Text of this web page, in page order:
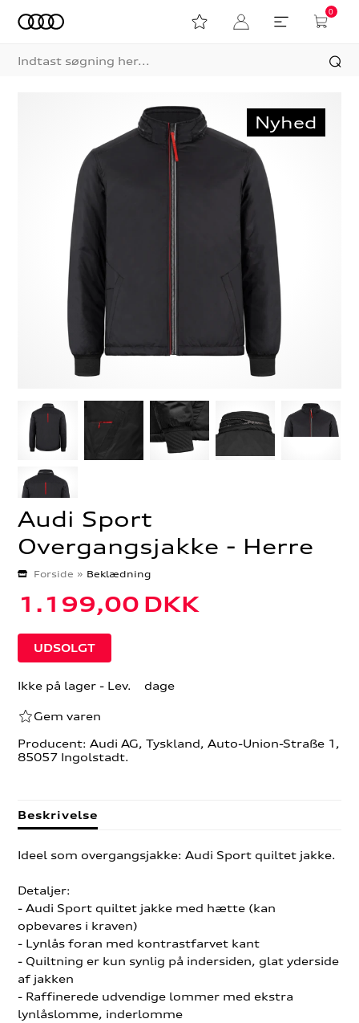
0
Nyhed
Audi Sport
Overgangsjakke - Herre
Forside » Beklædning
1.199,00 DKK
Ikke på lager- Lev. dage
Gem varen
Producent: Audi AG, Tyskland, Auto-Union-Straße 1,
85057 Ingolstadt.
Beskrivelse
Ideel som overgangsjakke: Audi Sport quiltet jakke.
Detaljer:
- Audi Sport quiltet jakke med hætte (kan
opbevares i kraven)
- Lynlås foran med kontrastfarvet kant
- Quiltning er kun synlig på indersiden, glat yderside
af jakken
- Raffinerede udvendige lommer med ekstra
lynlåslomme, inderlomme